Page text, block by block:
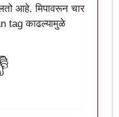
आहे. मिपावरून चार
tag काढल्यामुळे